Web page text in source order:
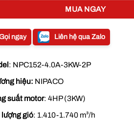
MUA NGAY
ngay Liên hệ qua Zalo
: NPC152-4.0A-3KW-2P
hiệu: NIPACO
suất motor: 4HP (3KW)
lượng gió: 1.410-1.740 m³/h